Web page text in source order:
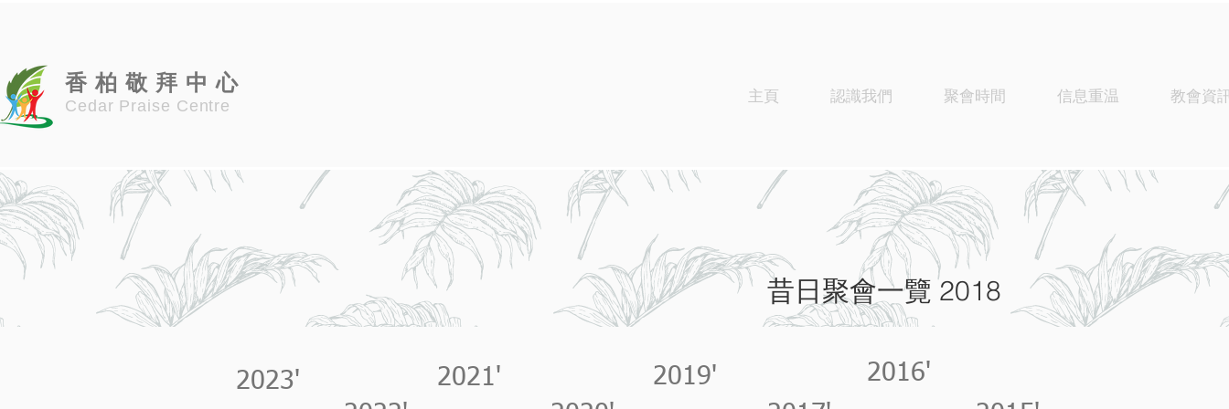
Cedar Praise Centre
香 柏 敬 拜 中 心
主頁 認識我們 聚會時間 信息重温 教會資
昔日聚會一覽 2018
2021'
2019'
2016'
2023'